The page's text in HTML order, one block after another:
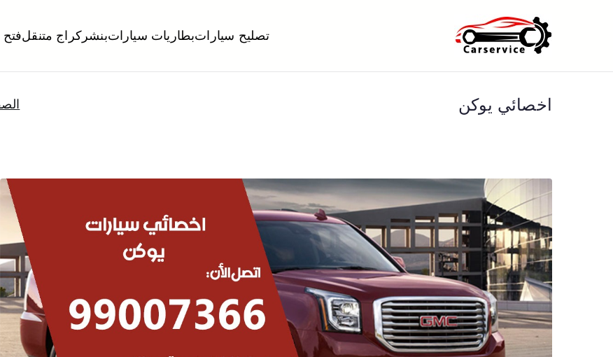
بنشر متنقل الكويت
بنشر متنقل الكويت كهرباء وبنشر تبديل تواير تواير اطارات عجلات تصليح وصيانة سيارات امام
تصليح سياراتبطاريات سياراتبنشر كراج متنقل
اخصائي يوكن